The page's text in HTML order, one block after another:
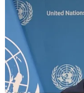
Các đại biểu cắt
2023 tại Thư
Ngày 19/4, Ngày
với chủ đề “Sách